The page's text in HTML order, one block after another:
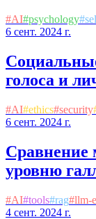
#AI#psychology#
6 сент. 2024 г.
голоса и
#AI#ethics#security
6 сент. 2024 г.
Сравнение
уровню
#AI#tools#rag#llm-
4 сент. 2024 г.